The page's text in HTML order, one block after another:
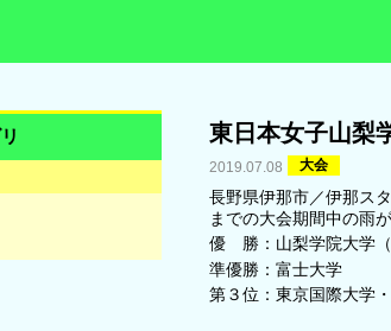
東日本女子山梨
2019.07.08 大会
長野県伊那市／伊那ス
までの大会期間中の雨
優 勝：山梨学院大学（
準優勝：富士大学
第３位：東京国際大学